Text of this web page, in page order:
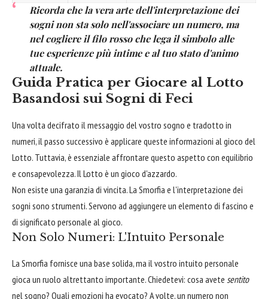
Ricorda che la vera arte dell'interpretazione dei
sogni non sta solo nell'associare un numero, ma
nel cogliere il filo rosso che lega il simbolo alle
tue esperienze più intime e al tuo stato d'animo
attuale.
Guida Pratica per Giocare al Lotto
Basandosi sui Sogni di Feci
Una volta decifrato il messaggio del vostro sogno e tradotto in
numeri, il passo successivo è applicare queste informazioni al gioco del
Lotto. Tuttavia, è essenziale affrontare questo aspetto con equilibrio
e consapevolezza. Il Lotto è un gioco d'azzardo.
Non esiste una garanzia di vincita. La Smorfia e l'interpretazione dei
sogni sono strumenti. Servono ad aggiungere un elemento di fascino e
di significato personale al gioco.
Non Solo Numeri: L'Intuito Personale
La Smorfia fornisce una base solida, ma il vostro intuito personale
gioca un ruolo altrettanto importante. Chiedetevi: cosa avete sentito
nel sogno? Quali emozioni ha evocato? A volte, un numero non